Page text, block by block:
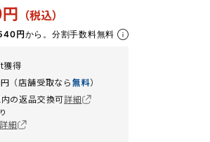
円から。分割手数料無料
獲得
円（店舗受取なら無料）
の返品交換可詳細
詳細